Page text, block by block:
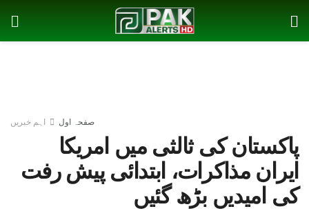
صفحہ اول اہم خبریں
پاکستان کی ثالثی میں امریکا
ایران مذاکرات، ابتدائی پیش رفت
کی امیدیں بڑھ گئیں